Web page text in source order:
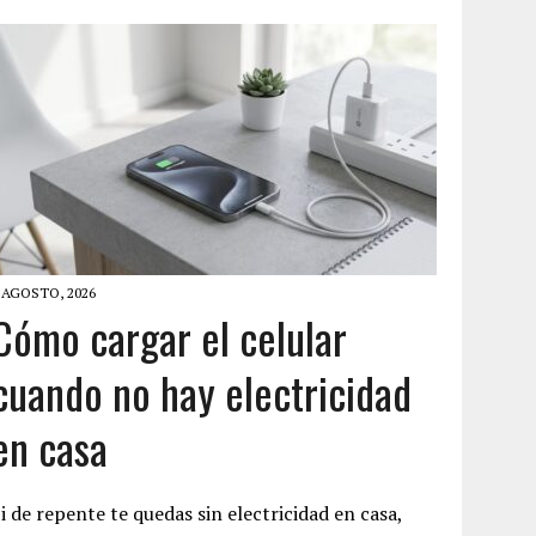
2026
cargar el celular
no hay electricidad
casa
de repente te quedas sin electricidad en casa,